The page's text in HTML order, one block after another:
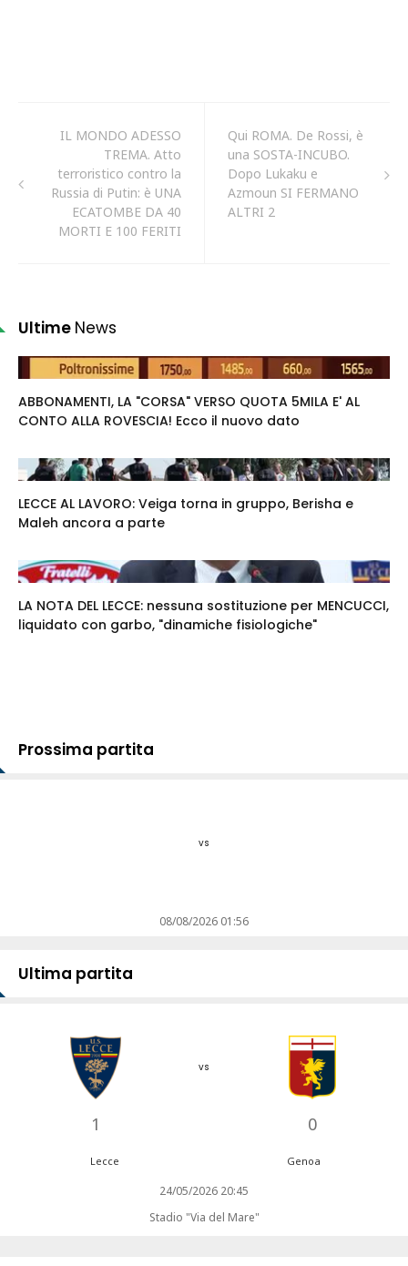
IL MONDO ADESSO
TREMA. Atto
terroristico contro la
Russia di Putin: è UNA
ECATOMBE DA 40
MORTI E 100 FERITI
Qui ROMA. De Rossi, è
una SOSTA-INCUBO.
Dopo Lukaku e
Azmoun SI FERMANO
ALTRI 2
Ultime News
ABBONAMENTI, LA "CORSA" VERSO QUOTA 5MILA E' AL
CONTO ALLA ROVESCIA! Ecco il nuovo dato
LECCE AL LAVORO: Veiga torna in gruppo, Berisha e
Maleh ancora a parte
LA NOTA DEL LECCE: nessuna sostituzione per MENCUCCI,
liquidato con garbo, "dinamiche fisiologiche"
Prossima partita
vs
08/08/2026 01:56
Ultima partita
1
vs
0
Lecce Genoa
24/05/2026 20:45
Stadio "Via del Mare"